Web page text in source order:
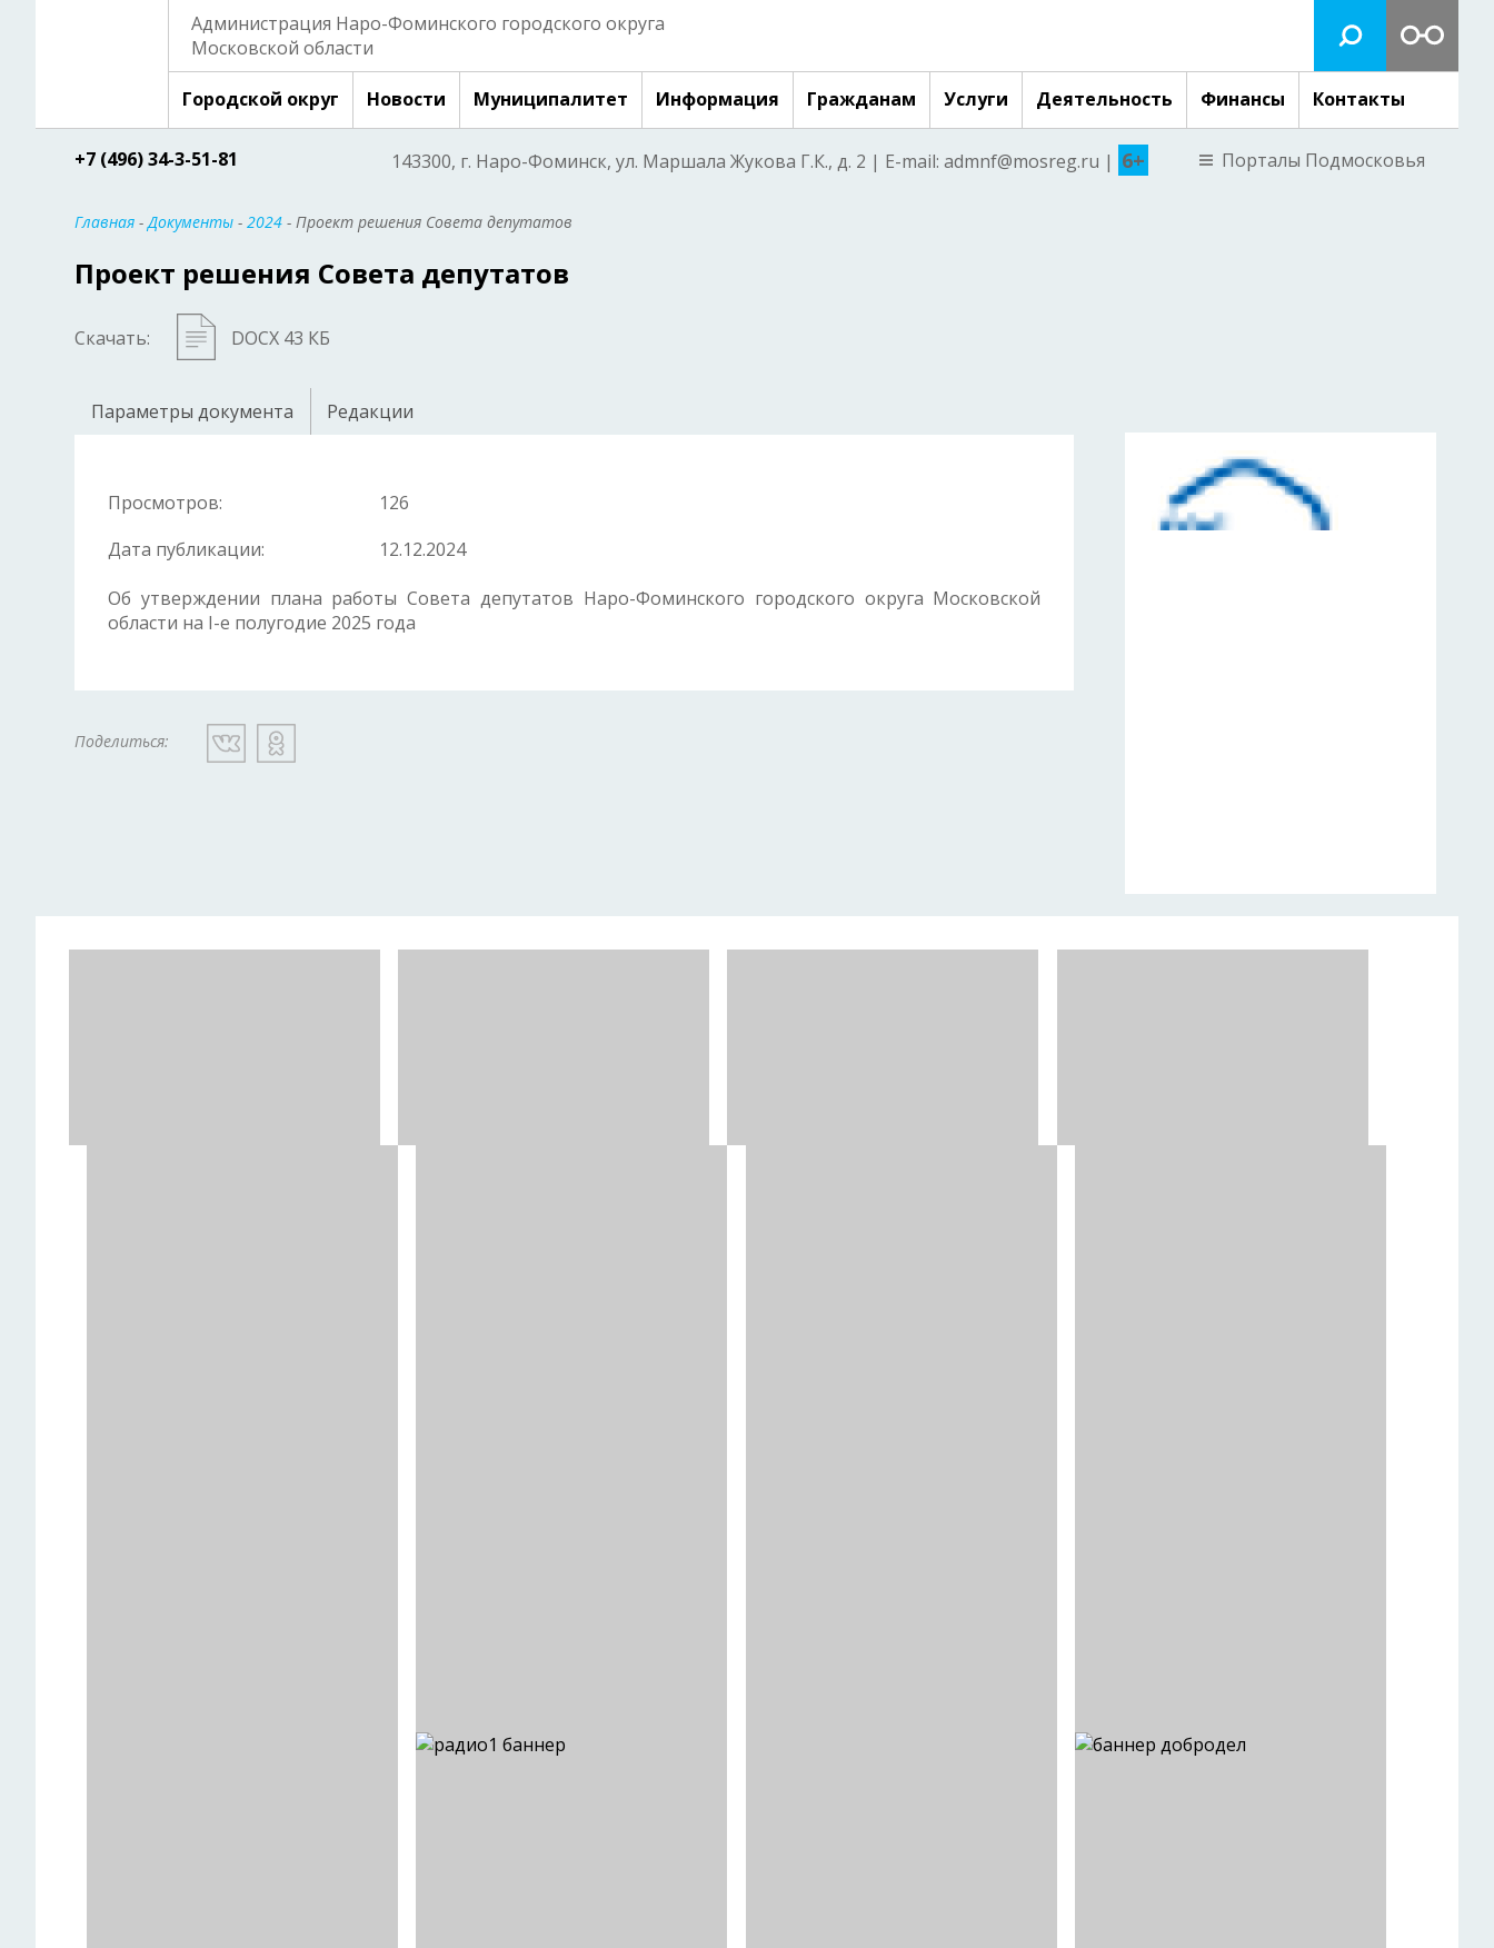
Администрация Наро-Фоминского городского округа
Московской области
Городской округ Новости Муниципалитет Информация Гражданам Услуги Деятельность Финансы Контакты
+7 (496) 34-3-51-81 143300, г. Наро-Фоминск, ул. Маршала Жукова Г.К., д. 2 | E-mail: admnf@mosreg.ru | 6+ Порталы Подмосковья
Главная -Документы - 2024 - Проект решения Совета депутатов
Проект решения Совета депутатов
Скачать: DOCX 43 КБ
Параметры документа Редакции
Просмотров:
126
Дата публикации:
12.12.2024
Об утверждении плана работы Совета депутатов Наро-Фоминского городского округа Московской
области на I-е полугодие 2025 года
Поделиться: